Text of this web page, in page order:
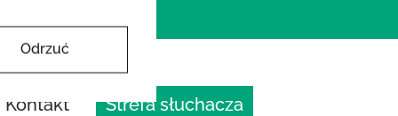
Odrzuć
Kontakt Strefa słuchacza